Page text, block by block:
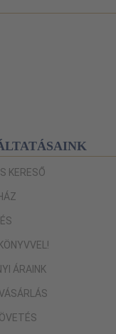
KERESŐ
ÁRAINK